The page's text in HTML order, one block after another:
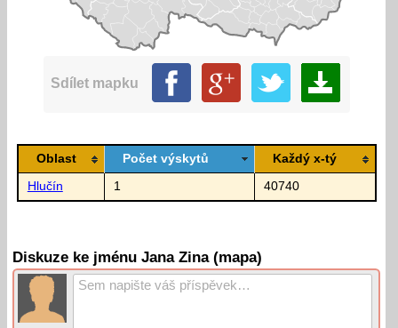
Sdílet mapku
Oblast Počet výskytů Každý x-tý
Hlučín 1 40740
Diskuze ke jménu Jana Zina (mapa)